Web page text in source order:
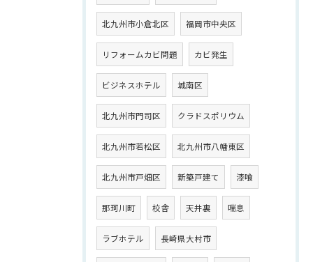
北九州市小倉北区 福岡市中央区
リフォームカビ問題 カビ発生
ビジネスホテル 城南区
北九州市門司区 クラドスポリウム
北九州市若松区 北九州市八幡東区
北九州市戸畑区 新築戸建て 漆喰
那珂川町 校舎 天井裏 喘息
ラブホテル 長崎県大村市